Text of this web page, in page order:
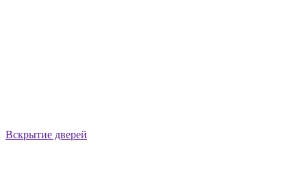
Вскрытие дверей